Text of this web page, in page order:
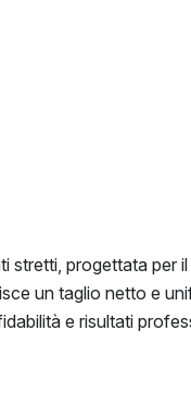
stretti, progettata
un taglio netto e
e risultati